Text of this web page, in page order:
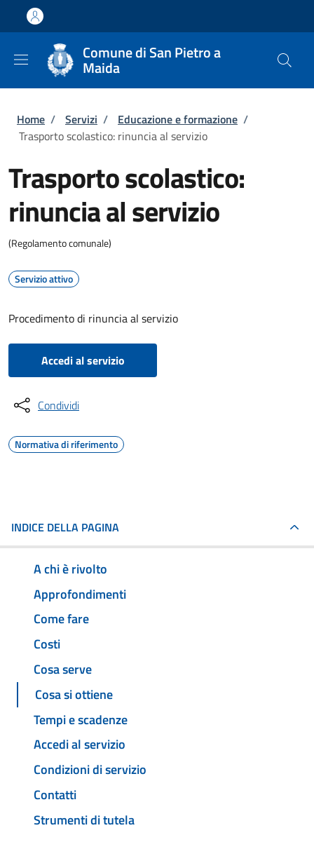
Salta al contenuto principale
Skip to footer content
Comune di San Pietro a
Maida
Briciole di pane
Home / Servizi / Educazione e formazione /
Trasporto scolastico: rinuncia al servizio
Trasporto scolastico:
rinuncia al servizio
(Regolamento comunale)
Servizio attivo
Procedimento di rinuncia al servizio
Accedi al servizio
Condividi
Normativa di riferimento
INDICE DELLA PAGINA
A chi è rivolto
Approfondimenti
Come fare
Costi
Cosa serve
Cosa si ottiene
Tempi e scadenze
Accedi al servizio
Condizioni di servizio
Contatti
Strumenti di tutela